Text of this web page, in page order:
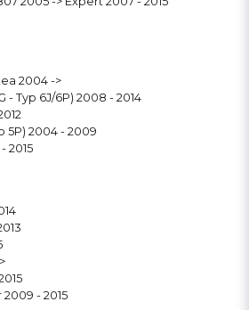
2004 ->
- Typ 6J/6P) 2008 - 2014
5P) 2004 - 2009
2015
- 2015